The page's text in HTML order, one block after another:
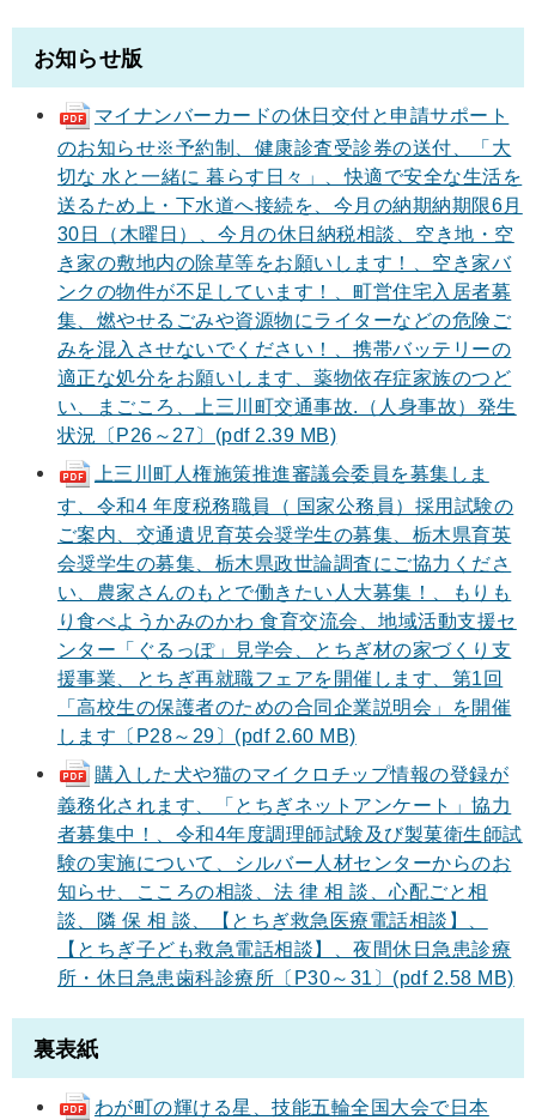
お知らせ版
マイナンバーカードの休日交付と申請サポート
のお知らせ※予約制、健康診査受診券の送付、「大
切な 水と一緒に 暮らす日々」、快適で安全な生活を
送るため上・下水道へ接続を、今月の納期納期限6月
30日（木曜日）、今月の休日納税相談、空き地・空
き家の敷地内の除草等をお願いします！、空き家バ
ンクの物件が不足しています！、町営住宅入居者募
集、燃やせるごみや資源物にライターなどの危険ご
みを混入させないでください！、携帯バッテリーの
適正な処分をお願いします、薬物依存症家族のつど
い、まごころ、上三川町交通事故.（人身事故）発生
状況〔P26～27〕(pdf 2.39 MB)
上三川町人権施策推進審議会委員を募集しま
す、令和4 年度税務職員（ 国家公務員）採用試験の
ご案内、交通遺児育英会奨学生の募集、栃木県育英
会奨学生の募集、栃木県政世論調査にご協力くださ
い、農家さんのもとで働きたい人大募集！、もりも
り食べようかみのかわ 食育交流会、地域活動支援セ
ンター「ぐるっぽ」見学会、とちぎ材の家づくり支
援事業、とちぎ再就職フェアを開催します、第1回
「高校生の保護者のための合同企業説明会」を開催
します〔P28～29〕(pdf 2.60 MB)
購入した犬や猫のマイクロチップ情報の登録が
義務化されます、「とちぎネットアンケート」協力
者募集中！、令和4年度調理師試験及び製菓衛生師試
験の実施について、シルバー人材センターからのお
知らせ、こころの相談、法 律 相 談、心配ごと相
談、隣 保 相 談、【とちぎ救急医療電話相談】、
【とちぎ子ども救急電話相談】、夜間休日急患診療
所・休日急患歯科診療所〔P30～31〕(pdf 2.58 MB)
裏表紙
わが町の輝ける星、技能五輪全国大会で日本